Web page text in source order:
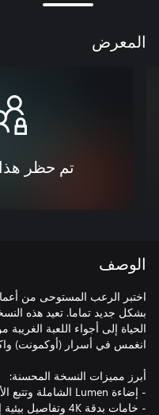
المعرض
تم حظر
الوصف
الحياة إلى أجواء اللعبة